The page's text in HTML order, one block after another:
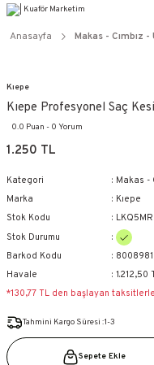
Anasayfa Makas - Cımbız
Kıepe
Kıepe Profesyonel Saç
0.0 Puan - 0 Yorum
1.250 TL
Kategori
Makas -
Marka
Kıepe
Stok Kodu
Stok Durumu
Barkod Kodu
Havale
*130,77 TL den başlayan
Tahmini Kargo Süresi :1-3
Sepete Ekle